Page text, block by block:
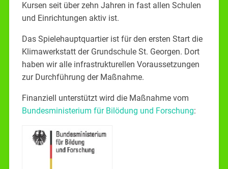
Kursen seit über zehn Jahren in fast allen Schulen
und Einrichtungen aktiv ist.
Das Spielehauptquartier ist für den ersten Start die
Klimawerkstatt der Grundschule St. Georgen. Dort
haben wir alle infrastrukturellen Voraussetzungen
zur Durchführung der Maßnahme.
Finanziell unterstützt wird die Maßnahme vom
Bundesministerium für Bilödung und Forschung: